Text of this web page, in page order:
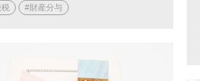
#財産分与